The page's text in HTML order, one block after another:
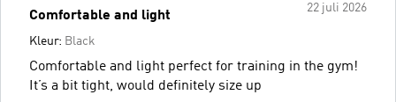
22 juli 2026
Comfortable and light
Kleur: Black
Comfortable and light perfect for training in the gym!
It’s a bit tight, would definitely size up